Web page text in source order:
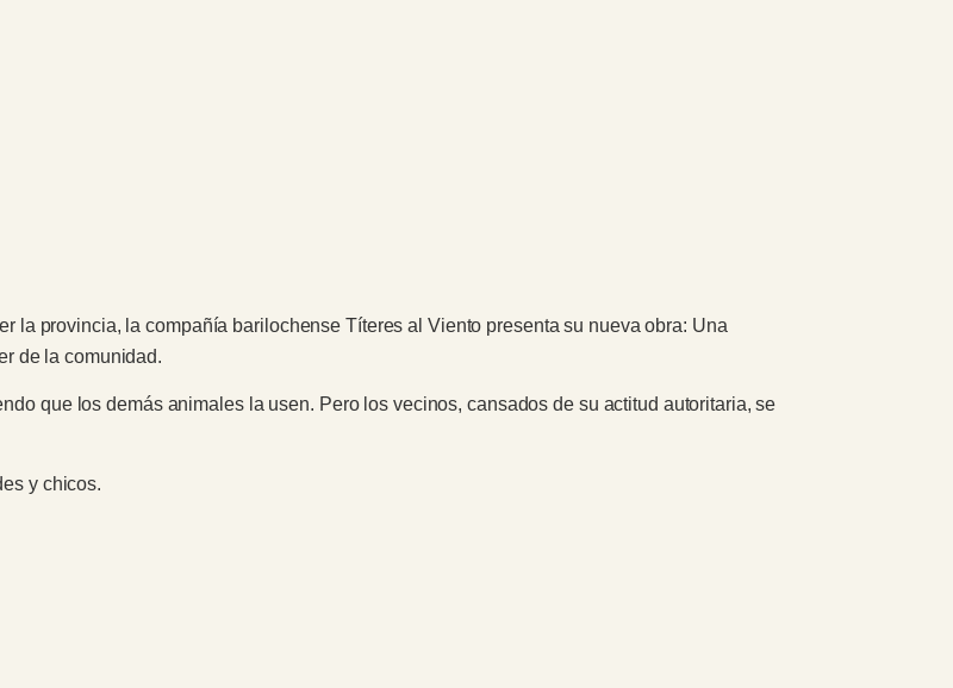
la provincia, la compañía barilochense Títeres al Viento presenta su nueva obra: Una
de la comunidad.
que los demás animales la usen. Pero los vecinos, cansados de su actitud autoritaria, se
y chicos.